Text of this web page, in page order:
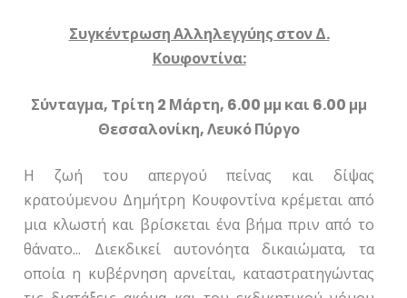
Συγκέντρωση Αλληλεγγύης στον Δ.
Κουφοντίνα:
Σύνταγμα, Tρίτη 2 Μάρτη, 6.00 μμ και 6.00 μμ
Θεσσαλονίκη, Λευκό Πύργο
Η ζωή του απεργού πείνας και δίψας
κρατούμενου Δημήτρη Κουφοντίνα κρέμεται από
μια κλωστή και βρίσκεται ένα βήμα πριν από το
θάνατο… Διεκδικεί αυτονόητα δικαιώματα, τα
οποία η κυβέρνηση αρνείται, καταστρατηγώντας